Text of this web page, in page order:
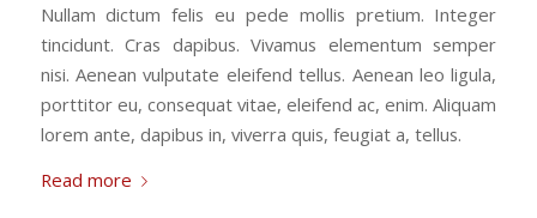
Nullam dictum felis eu pede mollis pretium. Integer
tincidunt. Cras dapibus. Vivamus elementum semper
nisi. Aenean vulputate eleifend tellus. Aenean leo ligula,
porttitor eu, consequat vitae, eleifend ac, enim. Aliquam
lorem ante, dapibus in, viverra quis, feugiat a, tellus.
Read more